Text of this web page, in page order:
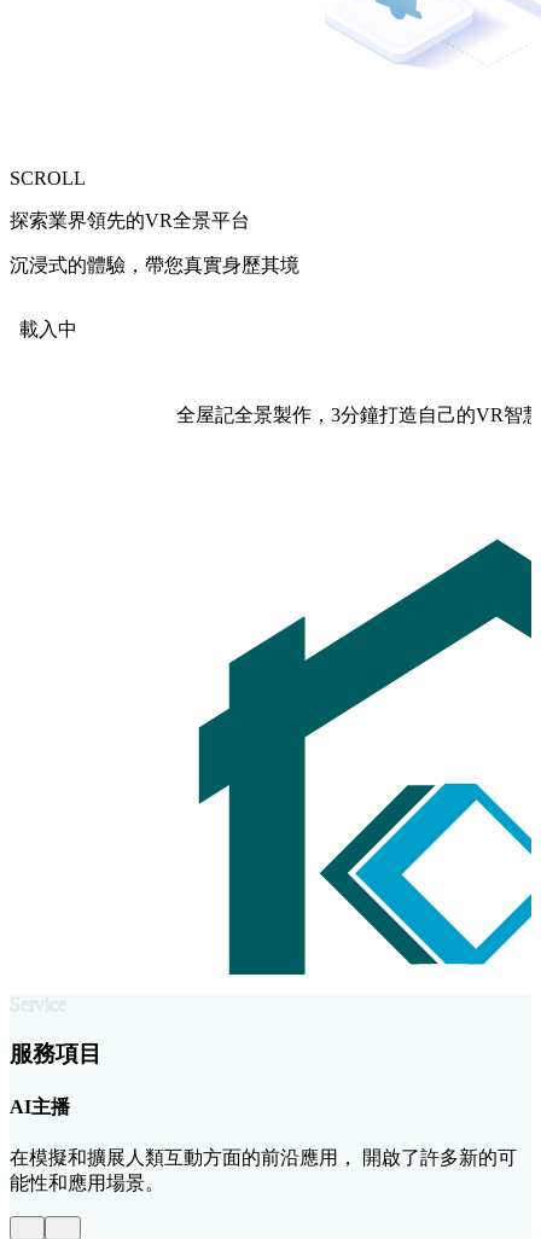
SCROLL
探索業界領先的VR全景平台
沉浸式的體驗，帶您真實身歷其境
Service
服務項目
AI主播
在模擬和擴展人類互動方面的前沿應用， 開啟了許多新的可
能性和應用場景。